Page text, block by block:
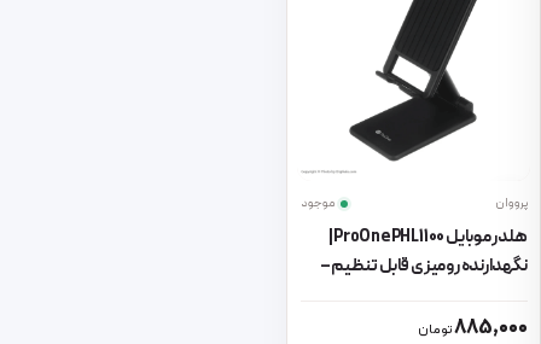
پرووان موجود
نگهدارنده رومیزی قابل تنظیم –
885,000تومان
این محصول دارای انواع مختلفی می باشد. گزینه ها ممکن است در